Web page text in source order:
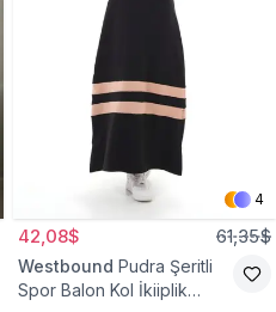
4
42,08$ 61,35$
Westbound Pudra Şeritli
Spor Balon Kol İkiiplik